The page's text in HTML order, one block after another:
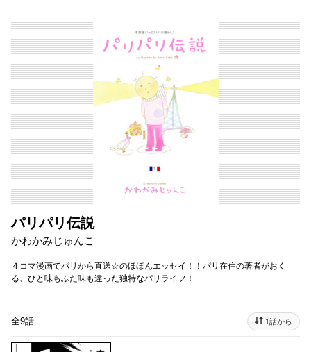
パリパリ伝説
かわかみじゅんこ
４コマ漫画でパリから直送☆のほほんエッセイ！！パリ在住の著者がおく
る、ひと味もふた味も違った独特なパリライフ！
全9話 1話から